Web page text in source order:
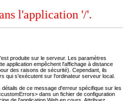
l'application '/'.
produite sur le serveur. Les paramètres
application empêchent l'affichage à distance
des raisons de sécurité). Cependant, ils
qui s'exécutent sur l'ordinateur serveur local.
de ce message d'erreur spécifique sur les
dans un fichier de configuration